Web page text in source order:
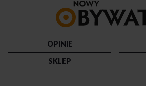
OPINIE
SKLEP